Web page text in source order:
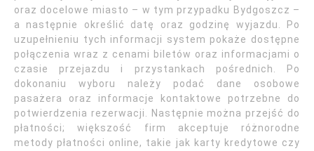
oraz docelowe miasto – w tym przypadku Bydgoszcz –
a następnie określić datę oraz godzinę wyjazdu. Po
uzupełnieniu tych informacji system pokaże dostępne
połączenia wraz z cenami biletów oraz informacjami o
czasie przejazdu i przystankach pośrednich. Po
dokonaniu wyboru należy podać dane osobowe
pasażera oraz informacje kontaktowe potrzebne do
potwierdzenia rezerwacji. Następnie można przejść do
płatności; większość firm akceptuje różnorodne
metody płatności online, takie jak karty kredytowe czy